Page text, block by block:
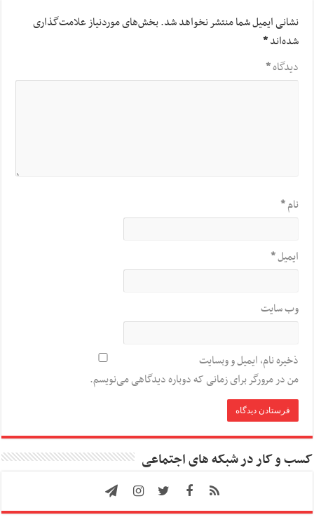
نشانی ایمیل شما منتشر نخواهد شد.بخش‌های موردنیاز علامت‌گذاری
شده‌اند*
دیدگاه*
نام*
ایمیل*
وب‌ سایت
ذخیره نام، ایمیل و وبسایت
من در مرورگر برای زمانی که دوباره دیدگاهی می‌نویسم.
کسب و کار در شبکه های اجتماعی